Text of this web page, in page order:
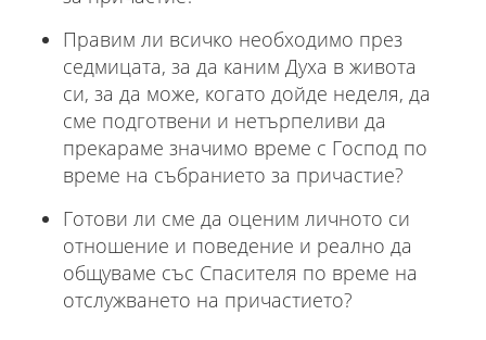
Правим ли всичко необходимо през
седмицата, за да каним Духа в живота
си, за да може, когато дойде неделя, да
сме подготвени и нетърпеливи да
прекараме значимо време с Господ по
време на събранието за причастие?
Готови ли сме да оценим личното си
отношение и поведение и реално да
общуваме със Спасителя по време на
отслужването на причастието?